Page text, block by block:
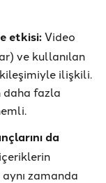
etkisi:Video
ve kullanılan
ilişkili.
daha fazla
da
zamanda